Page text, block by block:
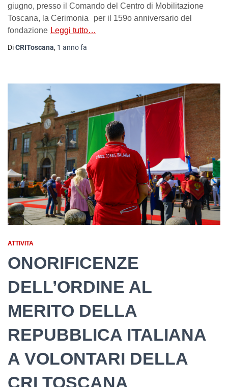
giugno, presso il Comando del Centro di Mobilitazione
Toscana, la Cerimonia per il 159o anniversario del
fondazione Leggi tutto…
DiCRIToscana, 1 annofa
ATTIVITA
ONORIFICENZE
DELL’ORDINE AL
MERITO DELLA
REPUBBLICA ITALIANA
A VOLONTARI DELLA
CRI TOSCANA